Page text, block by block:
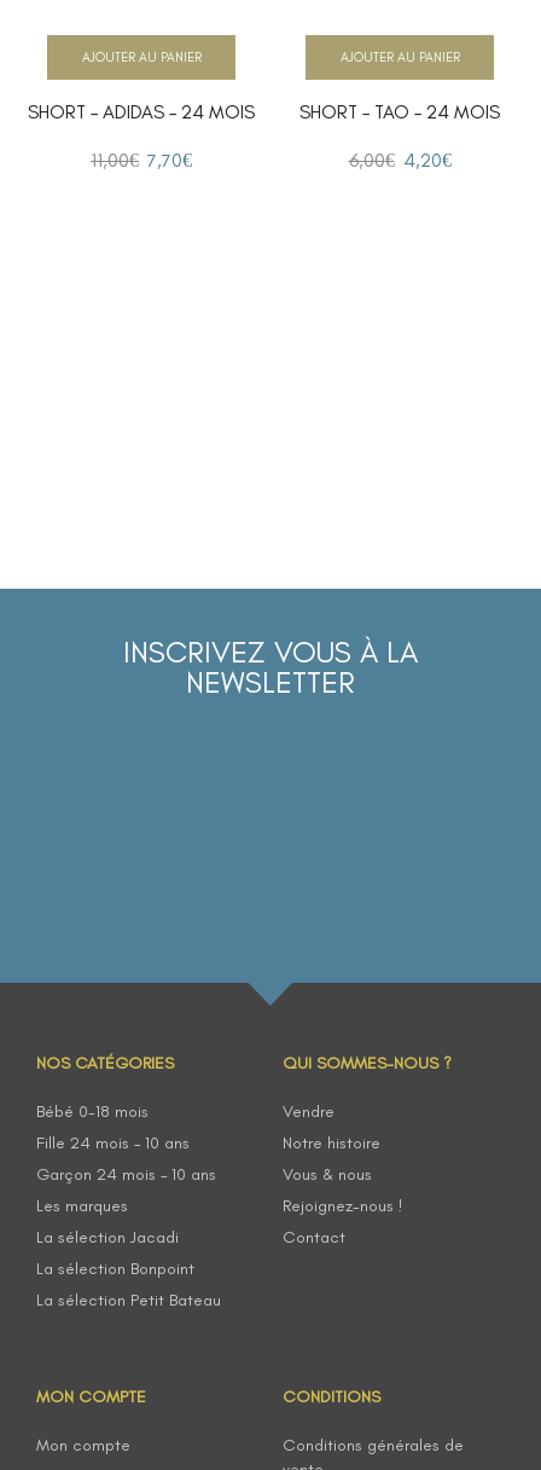
SHORT – ADIDAS – 24 MOIS
11,00€ 7,70€
AJOUTER AU PANIER
SHORT – TAO – 24 MOIS
6,00€ 4,20€
AJOUTER AU PANIER
INSCRIVEZ VOUS À LA
NEWSLETTER
NOS CATÉGORIES
Bébé 0-18 mois
Fille 24 mois – 10 ans
Garçon 24 mois – 10 ans
Les marques
La sélection Jacadi
La sélection Bonpoint
La sélection Petit Bateau
QUI SOMMES-NOUS ?
Vendre
Notre histoire
Vous & nous
Rejoignez-nous !
Contact
MON COMPTE
Mon compte
CONDITIONS
Conditions générales de